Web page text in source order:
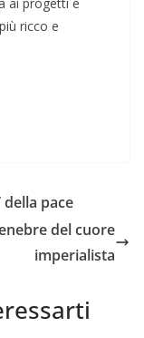
ai progetti e
ricco e
della pace
del cuore
imperialista